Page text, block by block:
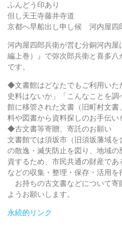
ふんどう印あり
但し天王寺藤井寺道
京都へ早船出し申し候 河内屋四
河内屋四郎兵衛が営む分銅河内屋
編上巻）』で弥次郎兵衛と喜多
です。
◆文書館はどなたでもご利用いた
史料はないか」「こんなことを
館に移管された文書（旧町村文
料や図書から資料探しのお手伝い
◆古文書等寄贈、寄託のお願い
文書館では須坂市（旧須坂藩域
の散逸・滅失防止を図り、地域
資するため、市民共通の財産で
などの収集・整理・保存・活用を
お持ちの古文書などについて寄
ようお願いします。
永続的リンク